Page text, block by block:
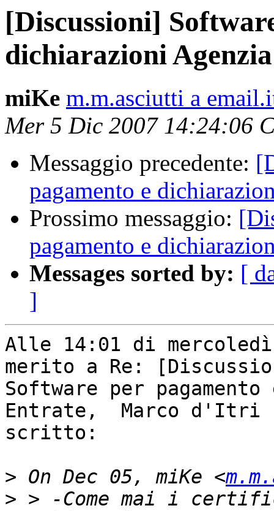
[Discussioni]
dichiarazioni
miKe m.m.asciutti a
Mer 5 Dic 2007 14:24:06
Messaggio precedente:
pagamento e
Prossimo messaggio:
pagamento e
Messages sorted by: [
]
Alle 14:01 di
merito a Re:
Software per
Entrate,  Marco
scritto:
> On Dec 05, miKe <
> > -Come mai i